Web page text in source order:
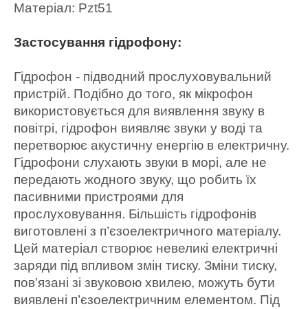
Матеріал: Pzt51
Застосування гідрофону:
Гідрофон - підводний прослуховувальний
пристрій. Подібно до того, як мікрофон
використовується для виявлення звуку в
повітрі, гідрофон виявляє звуки у воді та
перетворює акустичну енергію в електричну.
Гідрофони слухають звуки в морі, але не
передають жодного звуку, що робить їх
пасивними пристроями для
прослуховування. Більшість гідрофонів
виготовлені з п’єзоелектричного матеріалу.
Цей матеріал створює невеликі електричні
заряди під впливом змін тиску. Зміни тиску,
пов’язані зі звуковою хвилею, можуть бути
виявлені п’єзоелектричним елементом. Під